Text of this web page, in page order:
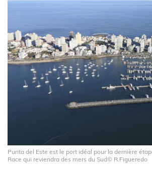
Punta del Este est le port idéal pour la dernière
Race qui reviendra des mers du Sud© R.Figueredo